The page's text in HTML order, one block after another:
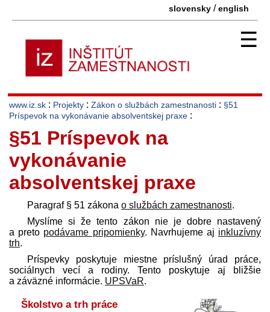
slovensky /english
☰
www.iz.sk : Projekty : Zákon o službách zamestnanosti : §51
Príspevok na vykonávanie absolventskej praxe :
§51 Príspevok na
vykonávanie
absolventskej praxe
Paragraf § 51 zákona o službách zamestnanosti.
Myslíme si že tento zákon nie je dobre nastavený
a preto podávame pripomienky. Navrhujeme aj inkluzívny
trh.
Príspevky poskytuje miestne príslušný úrad práce,
sociálnych vecí a rodiny. Tento poskytuje aj bližšie
a záväzné informácie. UPSVaR.
Školstvo a trh práce